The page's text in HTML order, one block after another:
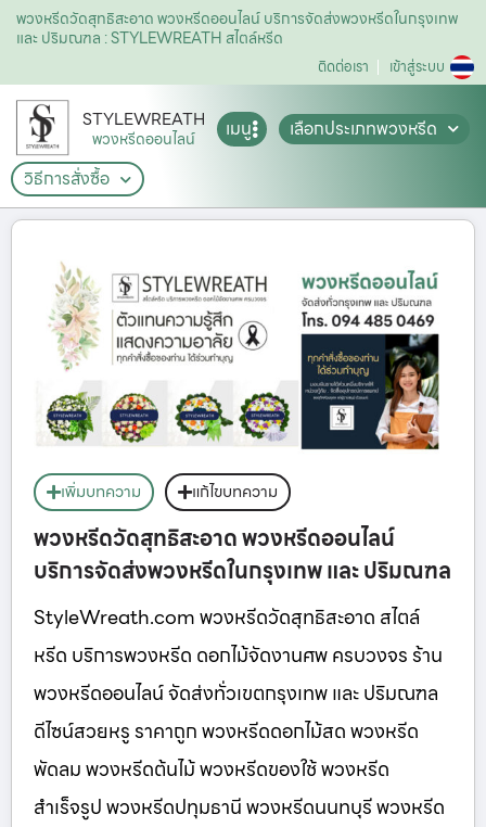
พวงหรีดวัดสุทธิสะอาด พวงหรีดออนไลน์ บริการจัดส่งพวงหรีดในกรุงเทพ
และ ปริมณฑล : STYLEWREATH สไตล์หรีด
ติดต่อเรา เข้าสู่ระบบ
STYLEWREATH
พวงหรีดออนไลน์ เมนู
เลือกประเภทพวงหรีด
วิธีการสั่งซื้อ
เพิ่มบทความ แก้ไขบทความ
พวงหรีดวัดสุทธิสะอาด พวงหรีดออนไลน์
บริการจัดส่งพวงหรีดในกรุงเทพ และ ปริมณฑล
StyleWreath.com พวงหรีดวัดสุทธิสะอาด สไตล์
หรีด บริการพวงหรีด ดอกไม้จัดงานศพ ครบวงจร ร้าน
พวงหรีดออนไลน์ จัดส่งทั่วเขตกรุงเทพ และ ปริมณฑล
ดีไซน์สวยหรู ราคาถูก พวงหรีดดอกไม้สด พวงหรีด
พัดลม พวงหรีดต้นไม้ พวงหรีดของใช้ พวงหรีด
สำเร็จรูป พวงหรีดปทุมธานี พวงหรีดนนทบุรี พวงหรีด